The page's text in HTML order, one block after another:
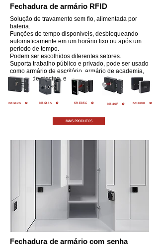
Fechadura de armário RFID
Solução de travamento sem fio, alimentada por
bateria.
Funções de tempo disponíveis, desbloqueando
automaticamente em um horário fixo ou após um
período de tempo.
Podem ser escolhidos diferentes setores.
Suporta trabalho público e privado, pode ser usado
como armário de escritório, armário de academia,
armário de piscina, etc.
MAIS PRODUTOS
KR-S80A KR-S61A KR-E85C KR-80F KR-S80B
Fechadura de armário com senha